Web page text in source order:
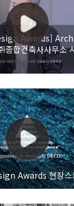
Awards]
합건축사사무소
Awards 현장스